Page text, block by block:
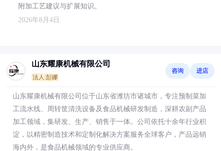
附加工艺建议与扩展知识。
2026年8月4日
山东耀康机械有限公司
法人:彭娜
咨询 进店
山东耀康机械有限公司位于山东省潍坊市诸城市，专注预制菜加
工流水线、周转筐清洗设备及食品机械研发制造，深耕农副产品
加工领域，集研发、生产、销售于一体。公司依托十余年行业积
淀，以精密制造技术和定制化解决方案服务全球客户，产品远销
海内外，是食品机械领域的专业供应商。